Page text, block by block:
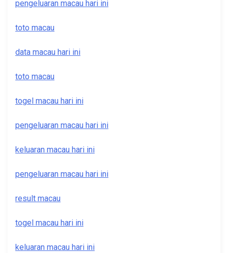
pengeluaran macau hari ini
toto macau
data macau hari ini
toto macau
togel macau hari ini
pengeluaran macau hari ini
keluaran macau hari ini
pengeluaran macau hari ini
result macau
togel macau hari ini
keluaran macau hari ini